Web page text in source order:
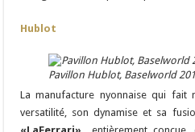
Hublot
Pavillon Hublot, Baselworld
La manufacture nyonnaise qui
versatilité, son dynamise et sa